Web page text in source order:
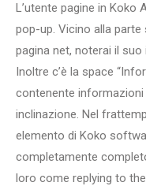
L’utente pagine in
pop-up. Vicino alla
pagina net, noterai il
Inoltre c’è la space
contenente
inclinazione. Nel
elemento di Koko
completamente
loro come replying to